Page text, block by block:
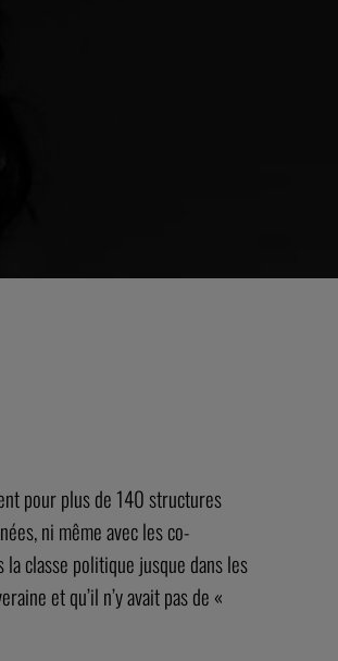
pour plus de 140 structures
ni même avec les co-
classe politique jusque dans les
et qu’il n’y avait pas de «